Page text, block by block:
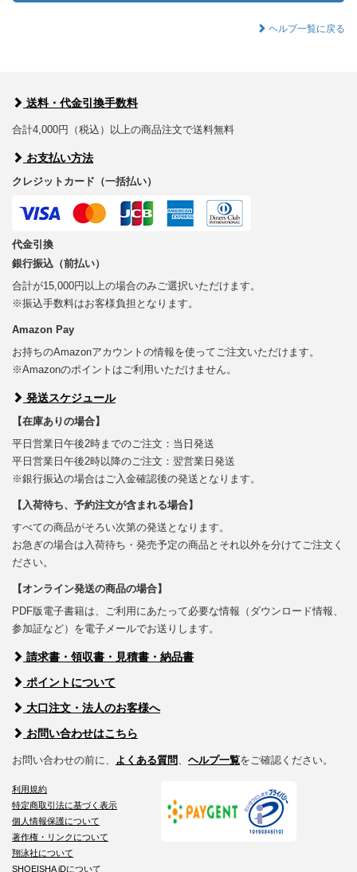
ヘルプ一覧に戻る
送料・代金引換手数料
合計4,000円（税込）以上の商品注文で送料無料
お支払い方法
クレジットカード（一括払い）
代金引換
銀行振込（前払い）
合計が15,000円以上の場合のみご選択いただけます。
※振込手数料はお客様負担となります。
Amazon Pay
お持ちのAmazonアカウントの情報を使ってご注文いただけます。
※Amazonのポイントはご利用いただけません。
発送スケジュール
【在庫ありの場合】
平日営業日午後2時までのご注文：当日発送
平日営業日午後2時以降のご注文：翌営業日発送
※銀行振込の場合はご入金確認後の発送となります。
【入荷待ち、予約注文が含まれる場合】
すべての商品がそろい次第の発送となります。
お急ぎの場合は入荷待ち・発売予定の商品とそれ以外を分けてご注文く
ださい。
【オンライン発送の商品の場合】
PDF版電子書籍は、ご利用にあたって必要な情報（ダウンロード情報、
参加証など）を電子メールでお送りします。
請求書・領収書・見積書・納品書
ポイントについて
大口注文・法人のお客様へ
お問い合わせはこちら
お問い合わせの前に、 よくある質問 ヘルプ一覧をご確認ください。
利用規約
特定商取引法に基づく表示
個人情報保護について
著作権・リンクについて
翔泳社について
SHOEISHA iDについて